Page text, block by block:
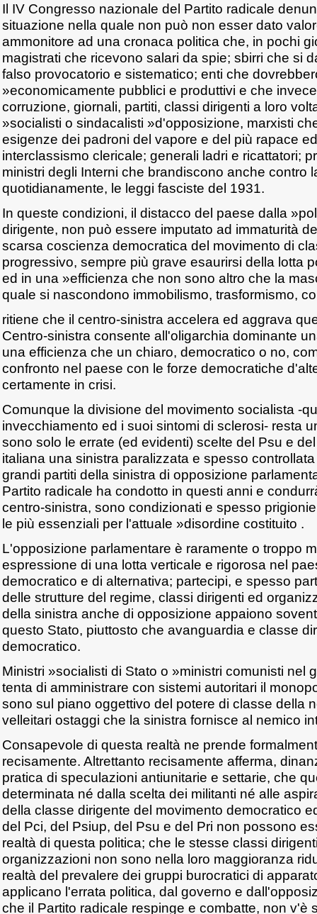
Il IV Congresso nazionale del Partito radicale
situazione nella quale non può non esser dato
ammonitore ad una cronaca politica che, in pochi
magistrati che ricevono salari da spie; sbirri che si
falso provocatorio e sistematico; enti che
»economicamente pubblici e produttivi e che
corruzione, giornali, partiti, classi dirigenti a loro
»socialisti o sindacalisti »d'opposizione, marxisti
esigenze dei padroni del vapore e del più rapace
interclassismo clericale; generali ladri e ricattatori;
ministri degli Interni che brandiscono anche contro
quotidianamente, le leggi fasciste del 1931.
In queste condizioni, il distacco del paese dalla
dirigente, non può essere imputato ad immaturità
scarsa coscienza democratica del movimento di
progressivo, sempre più grave esaurirsi della lotta
ed in una »efficienza che non sono altro che la
quale si nascondono immobilismo, trasformismo,
ritiene che il centro-sinistra accelera ed aggrava
Centro-sinistra consente all'oligarchia dominante
una efficienza che un chiaro, democratico o no,
confronto nel paese con le forze democratiche
certamente in crisi.
Comunque la divisione del movimento socialista -
invecchiamento ed i suoi sintomi di sclerosi- resta
sono solo le errate (ed evidenti) scelte del Psu e
italiana una sinistra paralizzata e spesso
grandi partiti della sinistra di opposizione
Partito radicale ha condotto in questi anni e
centro-sinistra, sono condizionati e spesso
le più essenziali per l'attuale »disordine costituito .
L'opposizione parlamentare è raramente o troppo
espressione di una lotta verticale e rigorosa nel
democratico e di alternativa; partecipi, e spesso
delle strutture del regime, classi dirigenti ed
della sinistra anche di opposizione appaiono
questo Stato, piuttosto che avanguardia e classe
democratico.
Ministri »socialisti di Stato o »ministri comunisti nel
tenta di amministrare con sistemi autoritari il
sono sul piano oggettivo del potere di classe della
velleitari ostaggi che la sinistra fornisce al nemico
Consapevole di questa realtà ne prende
recisamente. Altrettanto recisamente afferma,
pratica di speculazioni antiunitarie e settarie, che
determinata né dalla scelta dei militanti né alle
della classe dirigente del movimento democratico
del Pci, del Psiup, del Psu e del Pri non possono
realtà di questa politica; che le stesse classi
organizzazioni non sono nella loro maggioranza
realtà del prevalere dei gruppi burocratici di
applicano l'errata politica, dal governo e
che il Partito radicale respinge e combatte, non v'è